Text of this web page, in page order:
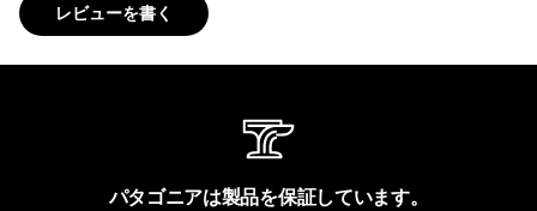
レビューを書く
パタゴニアは製品を保証しています。